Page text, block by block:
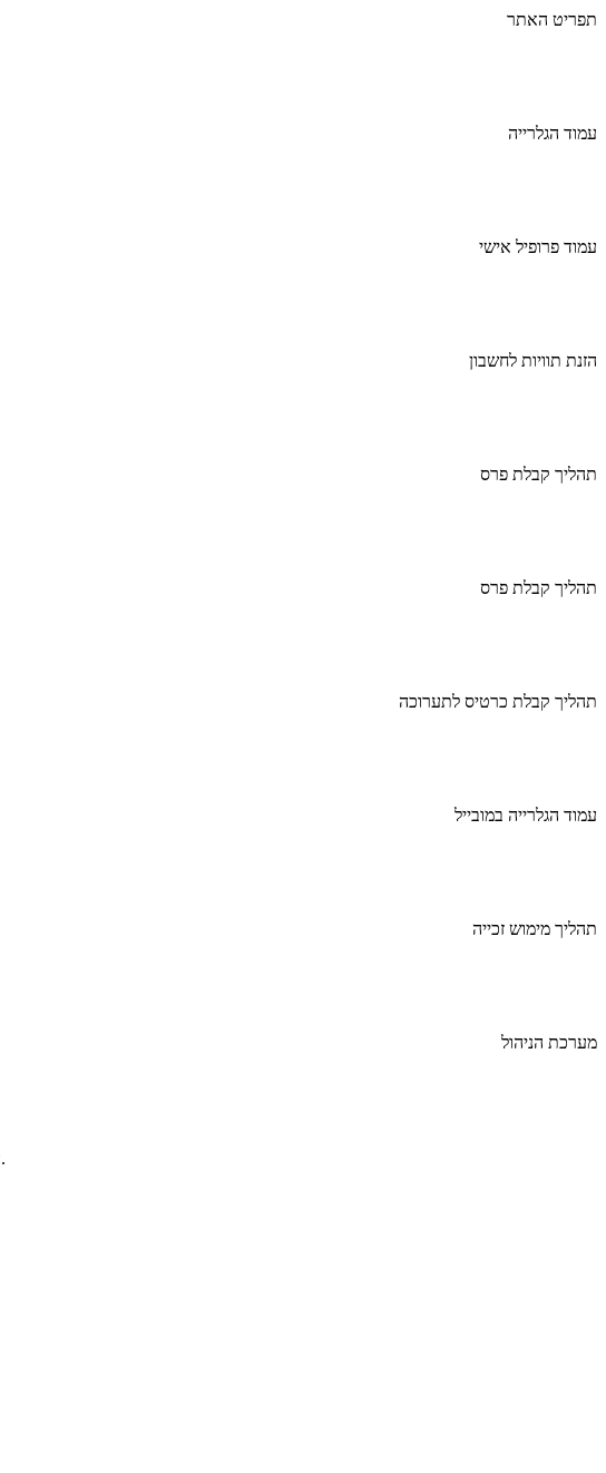
תפריט האתר
עמוד הגלרייה
עמוד פרופיל אישי
הזנת תוויות לחשבון
תהליך קבלת פרס
תהליך קבלת פרס
תהליך קבלת כרטיס לתערוכה
עמוד הגלרייה במובייל
תהליך מימוש זכייה
מערכת הניהול
אפיון, תכנון, עיצוב ופיתוח של פתרונות טכנולוגיים לעולם הדיגיטלי, באיכות מרבית ותוך מתן שירות מסור ואדיב – זה אנחנו. דברו איתנו.